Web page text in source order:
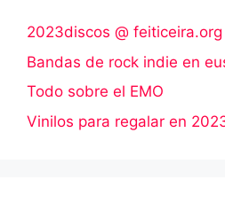
2023discos @
Bandas de rock indie en
Todo sobre el EMO
Vinilos para regalar en